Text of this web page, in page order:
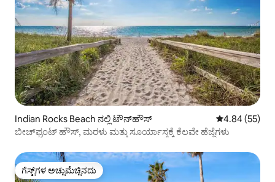
Indian Rocks Beach ನಲ್ಲಿ ಟೌನ್‌ಹೌಸ್ 5 ರಲ್ಲಿ 4.84
4.84 (55)
ಬೀಚ್‌ಫ್ರಂಟ್ ಹೌಸ್, ಮರಳು ಮತ್ತು ಸೂರ್ಯಾಸ್ತಕ್ಕೆ ಕೆಲವೇ ಹೆಜ್ಜೆಗಳು
ಗೆಸ್ಟ್‌ಗಳ ಅಚ್ಚುಮೆಚ್ಚಿನದು
ಗೆಸ್ಟ್‌ಗಳ ಅಚ್ಚುಮೆಚ್ಚಿನದು